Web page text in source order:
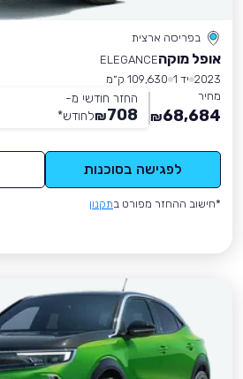
בפריסה ארצית
אופל מוקהELEGANCE
2023 יד 1
109,630 ק״מ
מחיר
68,684
₪
החזר חודשי מ-
708
₪לחודש*
לפגישה בסוכנות
*חישוב ההחזר מפורט בתקנון